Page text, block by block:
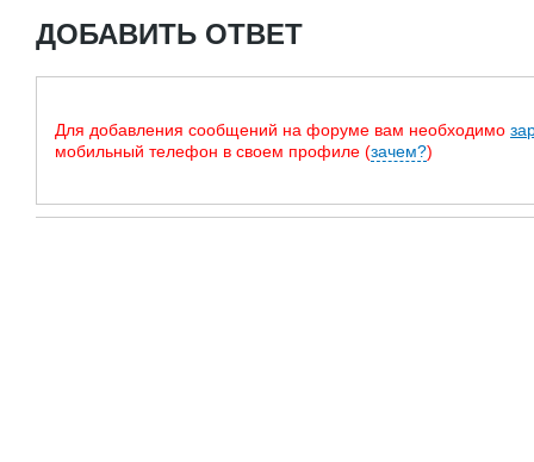
ДОБАВИТЬ ОТВЕТ
Для добавления сообщений на форуме вам необходимо
мобильный телефон в своем профиле (зачем?)